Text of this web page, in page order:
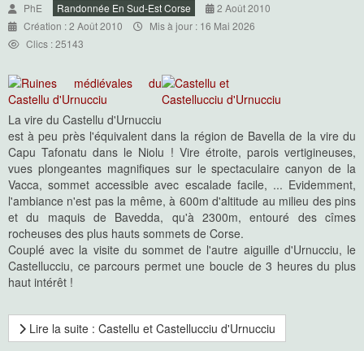
PhE Randonnée En Sud-Est Corse
2 Août 2010
Création : 2 Août 2010
Mis à jour : 16 Mai 2026
Clics : 25143
La vire du Castellu d'Urnucciu
est à peu près l'équivalent dans la région de Bavella de la vire du
Capu Tafonatu dans le Niolu ! Vire étroite, parois vertigineuses,
vues plongeantes magnifiques sur le spectaculaire canyon de la
Vacca, sommet accessible avec escalade facile, ... Evidemment,
l'ambiance n'est pas la même, à 600m d'altitude au milieu des pins
et du maquis de Bavedda, qu'à 2300m, entouré des cîmes
rocheuses des plus hauts sommets de Corse.
Couplé avec la visite du sommet de l'autre aiguille d'Urnucciu, le
Castellucciu, ce parcours permet une boucle de 3 heures du plus
haut intérêt !
Lire la suite : Castellu et Castellucciu d'Urnucciu